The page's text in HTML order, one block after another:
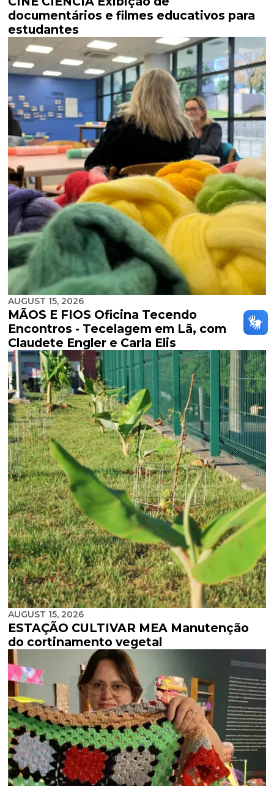
documentários e filmes educativos para
estudantes
AUGUST 15, 2026
MÃOS E FIOS Oficina Tecendo
Encontros - Tecelagem em Lã, com
Claudete Engler e Carla Elis
AUGUST 15, 2026
ESTAÇÃO CULTIVAR MEA Manutenção
do cortinamento vegetal